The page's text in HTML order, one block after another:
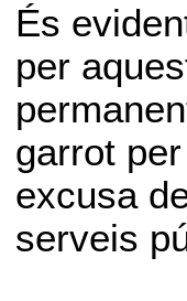
És
per
garrot
excusa
serveis